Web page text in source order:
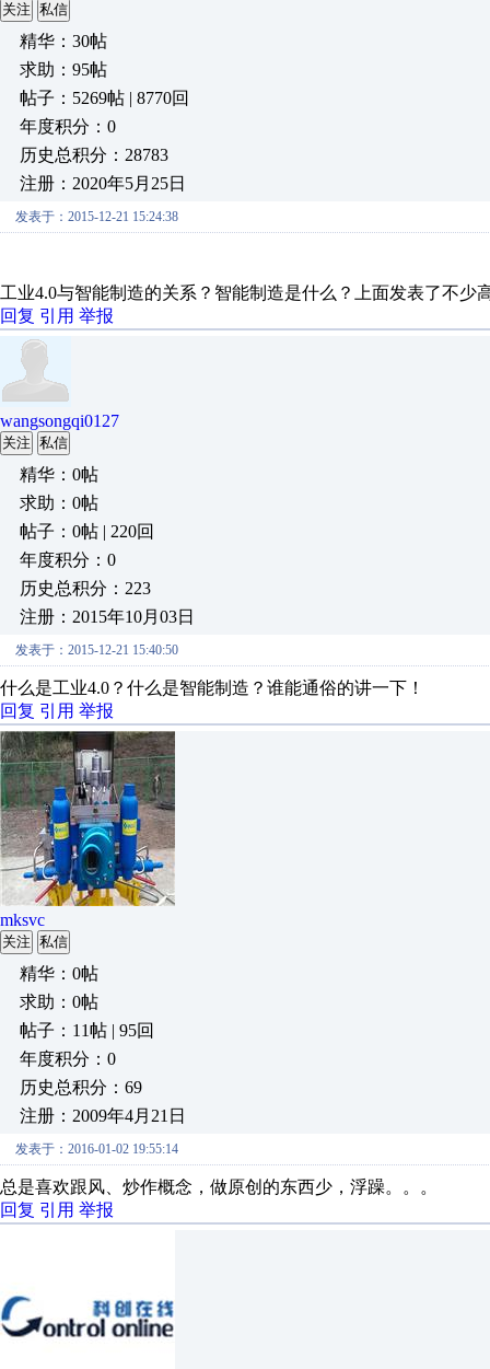
关注 私信
精华：30帖
求助：95帖
帖子：5269帖 | 8770回
年度积分：0
历史总积分：28783
注册：2020年5月25日
发表于：2015-12-21 15:24:38
工业4.0与智能制造的关系？智能制造是什么？上面发表了不少
回复 引用 举报
wangsongqi0127
关注 私信
精华：0帖
求助：0帖
帖子：0帖 | 220回
年度积分：0
历史总积分：223
注册：2015年10月03日
发表于：2015-12-21 15:40:50
什么是工业4.0？什么是智能制造？谁能通俗的讲一下！
回复 引用 举报
mksvc
关注 私信
精华：0帖
求助：0帖
帖子：11帖 | 95回
年度积分：0
历史总积分：69
注册：2009年4月21日
发表于：2016-01-02 19:55:14
总是喜欢跟风、炒作概念，做原创的东西少，浮躁。。。
回复 引用 举报